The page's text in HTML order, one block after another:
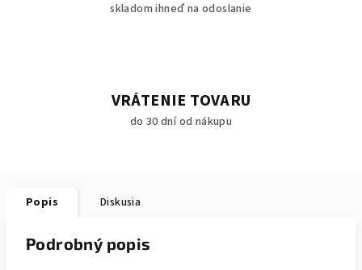
skladom ihneď na odoslanie
VRÁTENIE TOVARU
do 30 dní od nákupu
Popis Diskusia
Podrobný popis